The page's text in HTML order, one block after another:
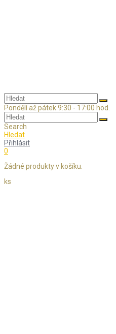
Pondělí až pátek 9:30 - 17:00 hod.
Search
Hledat
Přihlásit
0
Žádné produkty v košíku.
ks